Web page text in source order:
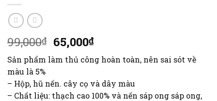
99,000₫ Giá
gốc
là:
99,000₫.
65,000₫Giá
hiện
tại
65,000₫.
Sản phẩm làm thủ công hoàn toàn, nên sai sót về
màu là 5%
– Hộp, hũ nến. cây cọ và dây màu
– Chất liệu: thạch cao 100% và nến sáp ong sáp ong,